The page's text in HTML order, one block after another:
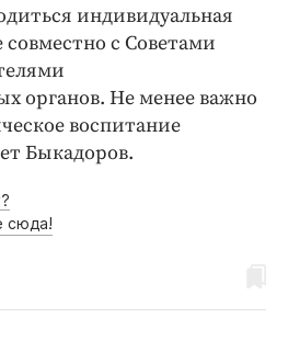
индивидуальная
совместно с Советами
органов. Не менее важно
воспитание
Быкадоров.
сюда!